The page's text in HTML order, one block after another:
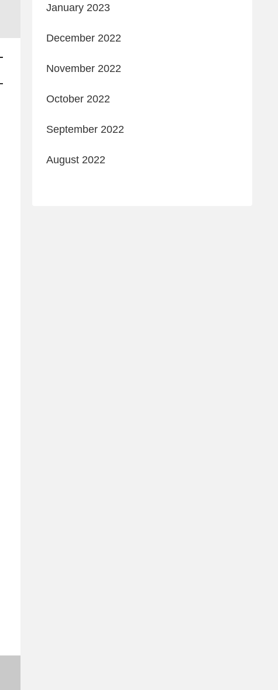
January 2023
December 2022
November 2022
October 2022
September 2022
August 2022